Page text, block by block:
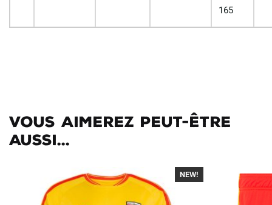
165
Vous aimerez peut-être
aussi...
-40%
NEW!